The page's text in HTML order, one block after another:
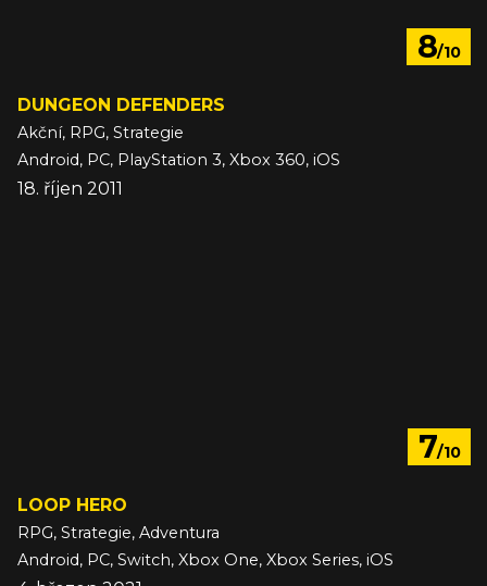
8/10
DUNGEON DEFENDERS
Akční, RPG, Strategie
Android, PC, PlayStation 3, Xbox 360, iOS
18. říjen 2011
7/10
LOOP HERO
RPG, Strategie, Adventura
Android, PC, Switch, Xbox One, Xbox Series, iOS